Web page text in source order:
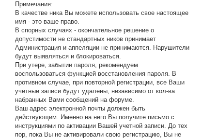
Примечания:
В качестве ника Вы можете использовать свое настоящее
имя - это ваше право.
В спорных случаях - окончательное решение о
допустимости не стандартных ников принимает
Администрация и аппеляции не принимаются. Нарушители
будут выявляться и блокироваться.
При утере, забытии пароля, рекомендуем
воспользоваться функцией восстановления пароля. В
противном случае, при повторной регистрации, все Ваши
учетные записи будут удалены, независимо от кол-ва
набранных Вами сообщений на форуме.
Ваш адрес электронной почты должен быть
действующим. Именно на него Вы получите письмо с
инструкциями по активации Вашей учетной записи. До тех
пор, пока Вы не активировали свою регистрацию, Вы не